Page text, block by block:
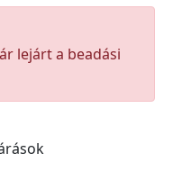
lejárt a beadási